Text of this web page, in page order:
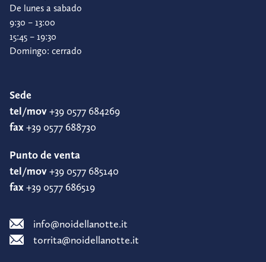
De lunes a sabado
9:30 – 13:00
15:45 – 19:30
Domingo: cerrado
Sede
tel/mov+39 0577 684269
fax+39 0577 688730
Punto de venta
tel/mov+39 0577 685140
fax+39 0577 686519
info@noidellanotte.it
torrita@noidellanotte.it